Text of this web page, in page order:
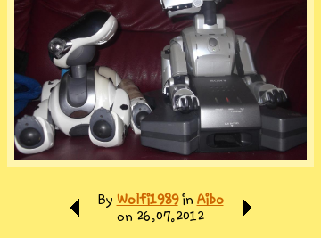
By Wolfi1989in Aibo
on 26.07.2012